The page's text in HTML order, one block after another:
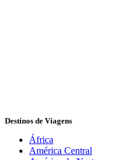
Destinos de Viagens
África
América Central